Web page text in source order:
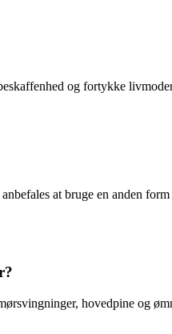
og fortykke
at bruge en anden
hovedpine og